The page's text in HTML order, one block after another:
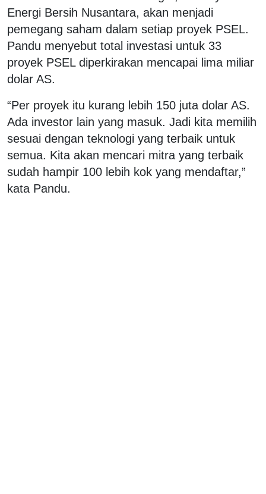
Energi Bersih Nusantara, akan menjadi
pemegang saham dalam setiap proyek PSEL.
Pandu menyebut total investasi untuk 33
proyek PSEL diperkirakan mencapai lima miliar
dolar AS.
“Per proyek itu kurang lebih 150 juta dolar AS.
Ada investor lain yang masuk. Jadi kita memilih
sesuai dengan teknologi yang terbaik untuk
semua. Kita akan mencari mitra yang terbaik
sudah hampir 100 lebih kok yang mendaftar,”
kata Pandu.